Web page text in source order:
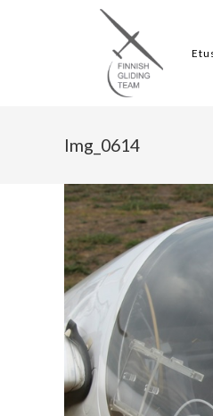
Img_0614